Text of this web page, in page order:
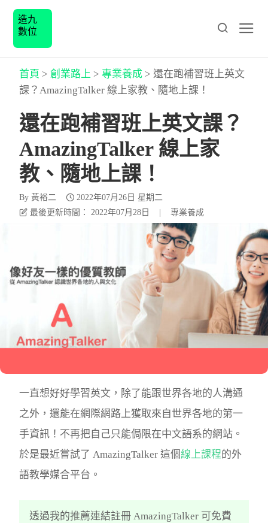
造九
數位
首頁 > 創業路上 > 專業養成 > 還在跑補習班上英文
課？AmazingTalker 線上家教、隨地上課！
還在跑補習班上英文課？
AmazingTalker 線上家
教、隨地上課！
By 黃裕二
2022年07月26日 星期二
最後更新時間： 2022年07月28日
專業養成
一直想好好學習英文，除了能跟世界各地的人溝通
之外，還能在網際網路上獲取來自世界各地的第一
手資訊！不再把自己只能侷限在中文語系的網站。
於是最近嘗試了 AmazingTalker 這個線上課程的外
語教學媒合平台。
透過我的推薦連結註冊 AmazingTalker 可免費